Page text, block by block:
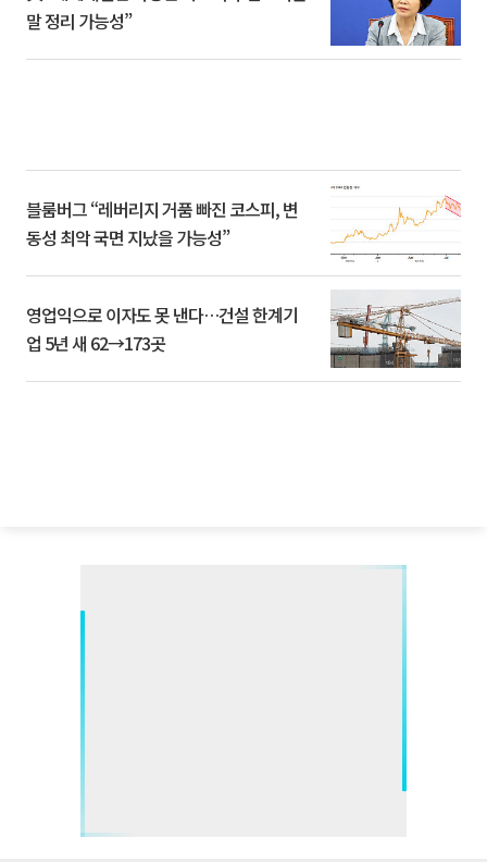
말 정리 가능성”
블룸버그 “레버리지 거품 빠진 코스피, 변
동성 최악 국면 지났을 가능성”
영업익으로 이자도 못 낸다…건설 한계기
업 5년 새 62→173곳